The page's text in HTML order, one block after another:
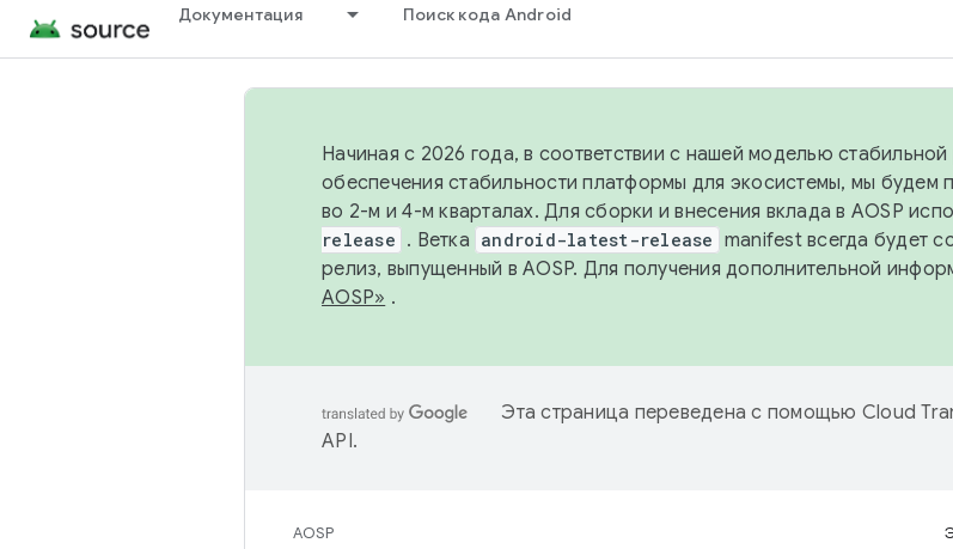
Документация Поиск кода Android
Начиная с 2026 года, в соответствии с нашей моделью
обеспечения стабильности платформы для экосистемы, мы будем
во 2-м и 4-м кварталах. Для сборки и внесения вклада в AOSP
release . Ветка android-latest-release manifest всегда будет
релиз, выпущенный в AOSP. Для получения дополнительной
AOSP» .
Эта страница переведена с помощью Cloud
API.
AOSP